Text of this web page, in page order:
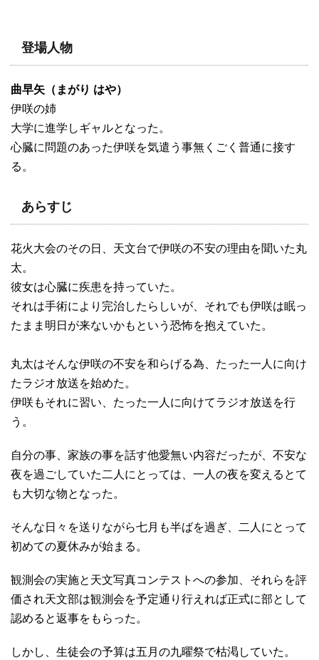
登場人物
曲早矢（まがり はや）
伊咲の姉
大学に進学しギャルとなった。
心臓に問題のあった伊咲を気遣う事無くごく普通に接す
る。
あらすじ
花火大会のその日、天文台で伊咲の不安の理由を聞いた丸
太。
彼女は心臓に疾患を持っていた。
それは手術により完治したらしいが、それでも伊咲は眠っ
たまま明日が来ないかもという恐怖を抱えていた。
丸太はそんな伊咲の不安を和らげる為、たった一人に向け
たラジオ放送を始めた。
伊咲もそれに習い、たった一人に向けてラジオ放送を行
う。
自分の事、家族の事を話す他愛無い内容だったが、不安な
夜を過ごしていた二人にとっては、一人の夜を変えるとて
も大切な物となった。
そんな日々を送りながら七月も半ばを過ぎ、二人にとって
初めての夏休みが始まる。
観測会の実施と天文写真コンテストへの参加、それらを評
価され天文部は観測会を予定通り行えれば正式に部として
認めると返事をもらった。
しかし、生徒会の予算は五月の九曜祭で枯渇していた。